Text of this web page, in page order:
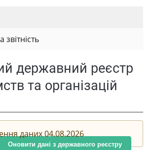
звітність
державний реєстр
та організацій
даних 04.08.2026
Оновити дані з державного реєстру